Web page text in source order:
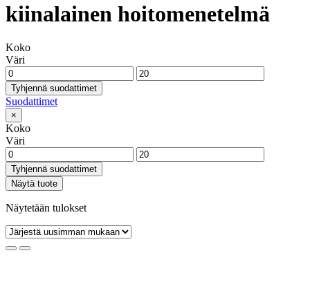
kiinalainen hoitomenetelmä
Koko
Väri
Tyhjennä suodattimet
Suodattimet
×
Koko
Väri
Tyhjennä suodattimet
Näytä tuote
Näytetään tulokset